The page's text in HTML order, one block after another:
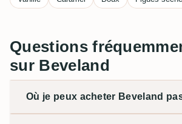
Questions
sur Beveland
Où je peux acheter Beveland